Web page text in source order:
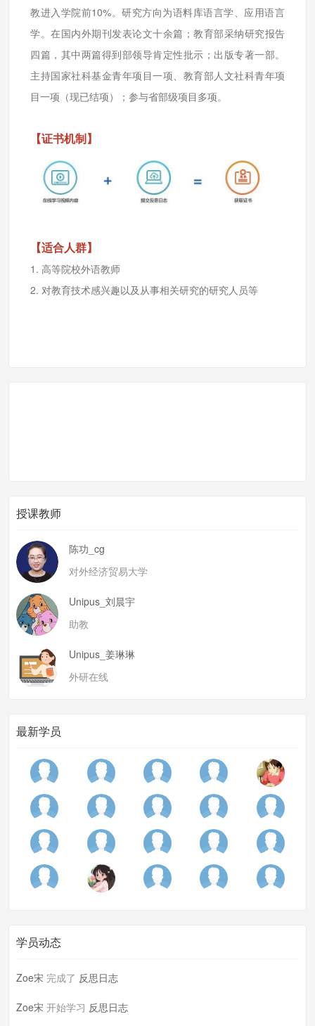
教进入学院前10%。研究方向为语料库语言学、应用语言
学。在国内外期刊发表论文十余篇；教育部采纳研究报告
四篇，其中两篇得到部领导肯定性批示；出版专著一部。
主持国家社科基金青年项目一项、教育部人文社科青年项
目一项（现已结项）；参与省部级项目多项。
【证书机制】
【适合人群】
1. 高等院校外语教师
2. 对教育技术感兴趣以及从事相关研究的研究人员等
授课教师
陈功_cg
对外经济贸易大学
Unipus_刘晨宇
助教
Unipus_姜琳琳
外研在线
最新学员
学员动态
Zoe宋 完成了 反思日志
Zoe宋 开始学习 反思日志